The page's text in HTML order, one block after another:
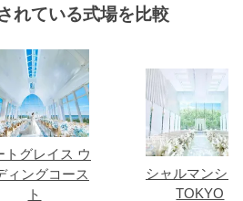
れている式場を比較
トグレイス ウ
ィングコース
ト
シャルマンシ
TOKYO